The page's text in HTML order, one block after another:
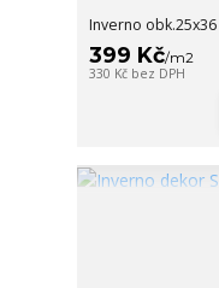
Inverno
399 Kč/m2
330 Kč bez DPH